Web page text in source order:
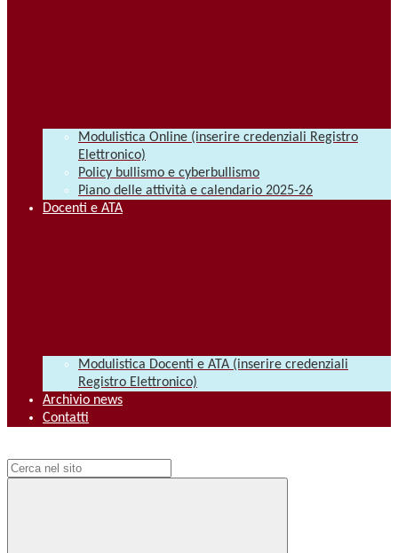
Modulistica Online (inserire credenziali Registro
Elettronico)
Policy bullismo e cyberbullismo
Piano delle attività e calendario 2025-26
Docenti e ATA
Modulistica Docenti e ATA (inserire credenziali
Registro Elettronico)
Archivio news
Contatti